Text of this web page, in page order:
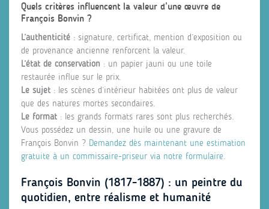
Quels critères influencent la valeur d’une œuvre de
François Bonvin ?
L’authenticité : signature, certificat, mention d’exposition ou
de provenance ancienne renforcent la valeur.
L’état de conservation : un papier jauni ou une toile
restaurée influe sur le prix.
Le sujet : les scènes d’intérieur habitées ont plus de valeur
que des natures mortes secondaires.
Le format : les grands formats rares sont plus recherchés.
Vous possédez un dessin, une huile ou une gravure de
François Bonvin ? Demandez dès maintenant une estimation
gratuite à un commissaire-priseur via notre formulaire.
François Bonvin (1817-1887) : un peintre du
quotidien, entre réalisme et humanité